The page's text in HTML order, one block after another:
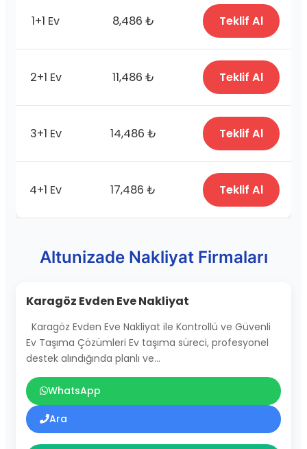
1+1 Ev 8,486 ₺ Teklif Al
2+1 Ev 11,486 ₺ Teklif Al
3+1 Ev 14,486 ₺ Teklif Al
4+1 Ev 17,486 ₺ Teklif Al
Altunizade Nakliyat Firmaları
Karagöz Evden Eve Nakliyat
Karagöz Evden Eve Nakliyat ile Kontrollü ve Güvenli
Ev Taşıma Çözümleri Ev taşıma süreci, profesyonel
destek alındığında planlı ve…
WhatsApp
Ara